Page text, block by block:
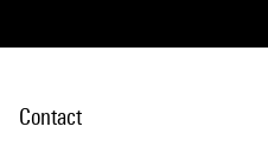
Contact